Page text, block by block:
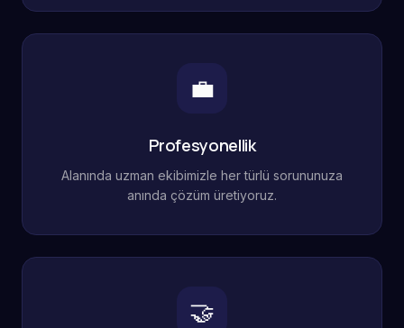
💼
Profesyonellik
Alanında uzman ekibimizle her türlü sorununuza
anında çözüm üretiyoruz.
🤝